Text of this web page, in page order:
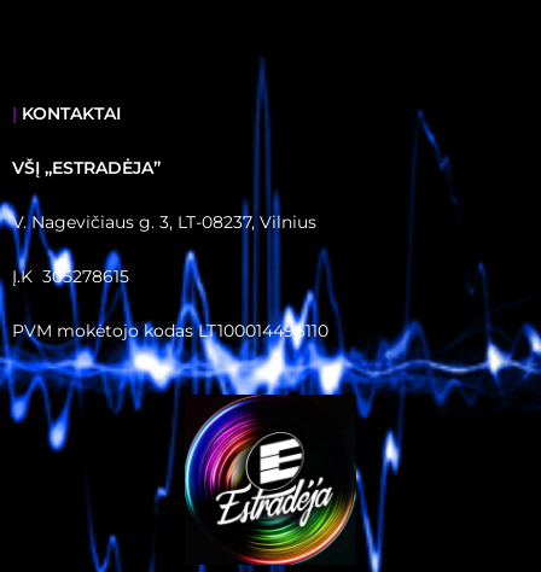
| KONTAKTAI
VŠĮ ,,ESTRADĖJA”
V. Nagevičiaus g. 3, LT-08237, Vilnius
Į.K 305278615
PVM mokėtojo kodas LT100014496110